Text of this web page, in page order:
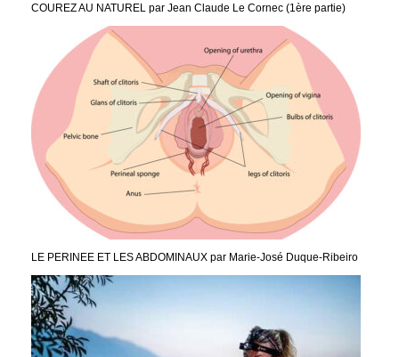
COUREZ AU NATUREL par Jean Claude Le Cornec (1ère partie)
LE PERINEE ET LES ABDOMINAUX par Marie-José Duque-Ribeiro